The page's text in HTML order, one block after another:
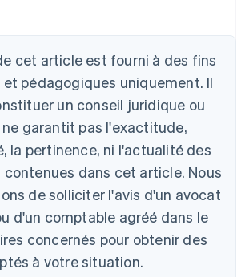
cet article est fourni à des fins
pédagogiques uniquement. Il
un conseil juridique ou
garantit pas l'exactitude,
la pertinence, ni l'actualité des
dans cet article. Nous
de solliciter l'avis d'un avocat
d'un comptable agréé dans le
concernés pour obtenir des
à votre situation.
Deutsch English